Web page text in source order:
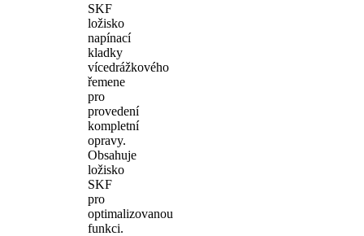
SKF
ložisko
napínací
kladky
vícedrážkového
řemene
pro
provedení
kompletní
opravy.
Obsahuje
ložisko
SKF
pro
optimalizovanou
funkci.